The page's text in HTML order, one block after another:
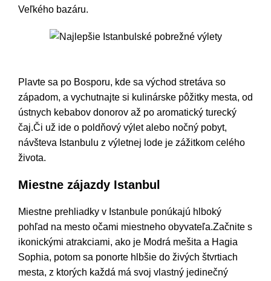
Veľkého bazáru.
Plavte sa po Bosporu, kde sa východ stretáva so
západom, a vychutnajte si kulinárske pôžitky mesta, od
ústnych kebabov donorov až po aromatický turecký
čaj.Či už ide o poldňový výlet alebo nočný pobyt,
návšteva Istanbulu z výletnej lode je zážitkom celého
života.
Miestne zájazdy Istanbul
Miestne prehliadky v Istanbule ponúkajú hlboký
pohľad na mesto očami miestneho obyvateľa.Začnite s
ikonickými atrakciami, ako je Modrá mešita a Hagia
Sophia, potom sa ponorte hlbšie do živých štvrtiach
mesta, z ktorých každá má svoj vlastný jedinečný